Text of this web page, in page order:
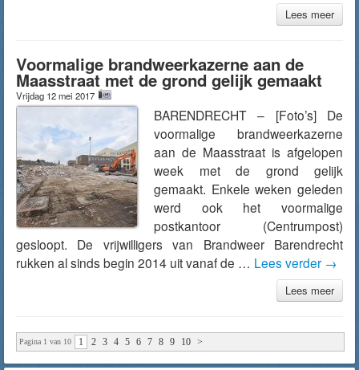
Lees meer
Voormalige brandweerkazerne aan de
Maasstraat met de grond gelijk gemaakt
Vrijdag 12 mei 2017
BARENDRECHT – [Foto’s] De
voormalige brandweerkazerne
aan de Maasstraat is afgelopen
week met de grond gelijk
gemaakt. Enkele weken geleden
werd ook het voormalige
postkantoor (Centrumpost)
gesloopt. De vrijwilligers van Brandweer Barendrecht
rukken al sinds begin 2014 uit vanaf de … Lees verder →
Lees meer
Pagina 1 van 10 1 2 3 4 5 6 7 8 9 10 >